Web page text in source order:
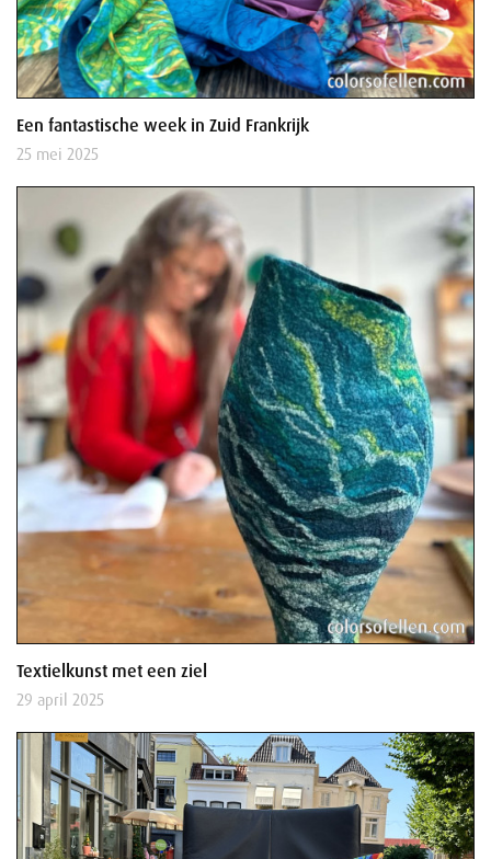
Een fantastische week in Zuid Frankrijk
25 mei 2025
Textielkunst met een ziel
29 april 2025